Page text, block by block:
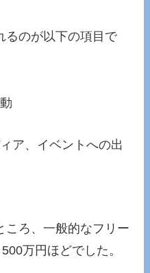
るのが以下の項目で
ア、イベントへの出
ころ、一般的なフリー
万円ほどでした。